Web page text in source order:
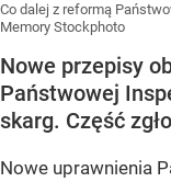
Co dalej z reformą
Memory Stockphoto
Nowe przepisy
Państwowej
skarg. Część
Nowe uprawnienia